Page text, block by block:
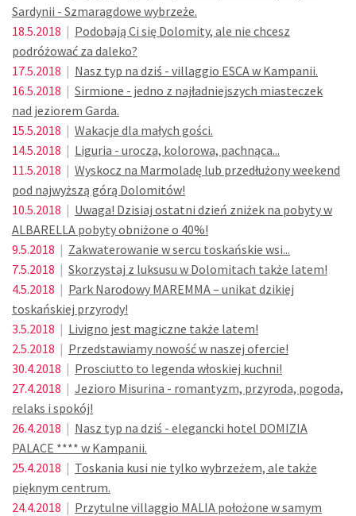
Sardynii - Szmaragdowe wybrzeże.
18.5.2018 | Podobają Ci się Dolomity, ale nie chcesz
podróżować za daleko?
17.5.2018 | Nasz typ na dziś - villaggio ESCA w Kampanii.
16.5.2018 | Sirmione - jedno z najładniejszych miasteczek
nad jeziorem Garda.
15.5.2018 | Wakacje dla małych gości.
14.5.2018 | Liguria - urocza, kolorowa, pachnąca...
11.5.2018 | Wyskocz na Marmoladę lub przedłużony weekend
pod najwyższą górą Dolomitów!
10.5.2018 | Uwaga! Dzisiaj ostatni dzień zniżek na pobyty w
ALBARELLA pobyty obniżone o 40%!
9.5.2018 | Zakwaterowanie w sercu toskańskie wsi...
7.5.2018 | Skorzystaj z luksusu w Dolomitach także latem!
4.5.2018 | Park Narodowy MAREMMA – unikat dzikiej
toskańskiej przyrody!
3.5.2018 | Livigno jest magiczne także latem!
2.5.2018 | Przedstawiamy nowość w naszej ofercie!
30.4.2018 | Prosciutto to legenda włoskiej kuchni!
27.4.2018 | Jezioro Misurina - romantyzm, przyroda, pogoda,
relaks i spokój!
26.4.2018 | Nasz typ na dziś - elegancki hotel DOMIZIA
PALACE **** w Kampanii.
25.4.2018 | Toskania kusi nie tylko wybrzeżem, ale także
pięknym centrum.
24.4.2018 | Przytulne villaggio MALIA położone w samym